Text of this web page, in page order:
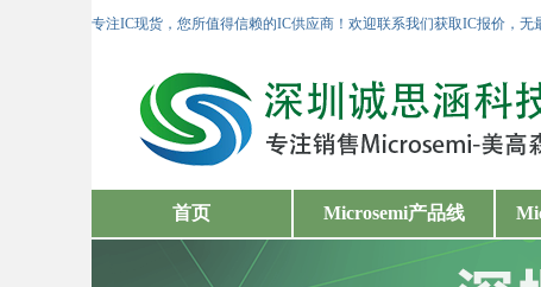
专注IC现货，您所值得信赖的IC供应商！欢迎联系我们获取IC报价，无
首页 Microsemi产品线